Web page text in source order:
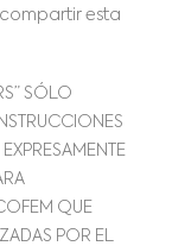
esta
SÓLO
QUE
POR EL